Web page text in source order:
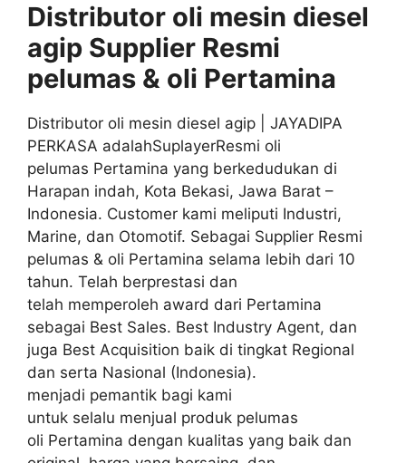
Distributor oli mesin diesel
agip Supplier Resmi
pelumas & oli Pertamina
Distributor oli mesin diesel agip | JAYADIPA
PERKASA adalahSuplayerResmi oli
pelumas Pertamina yang berkedudukan di
Harapan indah, Kota Bekasi, Jawa Barat –
Indonesia. Customer kami meliputi Industri,
Marine, dan Otomotif. Sebagai Supplier Resmi
pelumas & oli Pertamina selama lebih dari 10
tahun. Telah berprestasi dan
telah memperoleh award dari Pertamina
sebagai Best Sales. Best Industry Agent, dan
juga Best Acquisition baik di tingkat Regional
dan serta Nasional (Indonesia).
menjadi pemantik bagi kami
untuk selalu menjual produk pelumas
oli Pertamina dengan kualitas yang baik dan